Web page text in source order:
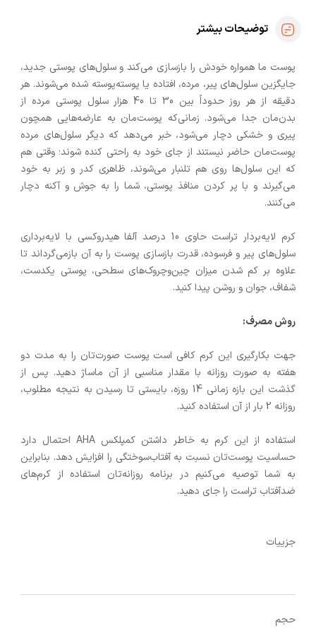
توضیحات بیشتر
پوست ما همواره خودش را بازسازی می‌کند و سلول‌های پوستی جدید،
جایگزین سلول‌های پیر، مرده، افتاده یا پوسته‌پوسته شده می‌شوند. هر
دقیقه از هر روز حدوداً بین 30 تا 40 هزار سلول پوستی مرده از
بدن‌مان جدا می‌شود. زمانی‌که پوست‌مان به عارضه‌هایی همچون
پیری و خشکی دچار می‌شود، خبر می‌دهد که دیگر سلول‌های مرده
پوست‌مان حاضر نیستند از جای خود به راحتی کنده شوند؛ وقتی هم
که این سلول‌ها روی هم تلنبار می‌شوند، ظاهری کدر و زبر به خود
می‌گیرند و با پر کردن منافذ پوستی، شما را به جوش و آکنه دچار
می‌کنند.
کرم لایه‌بردار تراست حاوی 10 درصد آلفا هیدروکسی با لایه‌برداری
سلول‌های پیر و فرسوده، قدرت بازسازی پوست را به آن بازمی‌گرداند تا
علاوه بر کم شدن میزان چین‌وچروک‌های سطحی، پوستی یکدست،
شفاف، جوان و روشن پیدا کنید.
روش مصرف:
جهت بکارگیری این کرم کافی است پوست‌ صورت‌تان را به مدت دو
هفته به صورت روزانه با مقدار مناسبی از آن ماساژ دهید. پس از
گذشت این بازه زمانی 14 روزه، بایستی تا رسیدن به نتیجه مطلوب،
روزانه 2 بار از آن استفاده کنید.
استفاده از این کرم به خاطر داشتن کمپلکس AHA احتمال دارد
حساسیت پوست‌تان نسبت به آفتاب‌سوختگی را افزایش دهد. بنابراین
به شما توصیه می‌کنیم در برنامه روزانه‌تان استفاده از کرم‌های
ضدآفتاب تراست را جای دهید.
جزییات
حجم